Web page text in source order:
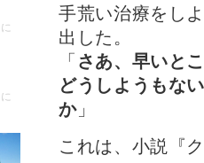
手荒い治療をし
出した。
「 さあ、早いと
どうしようもな
か」
これは、小説『
に
に